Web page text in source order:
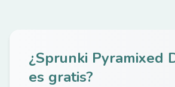
¿Sprunki Pyramixed
es gratis?